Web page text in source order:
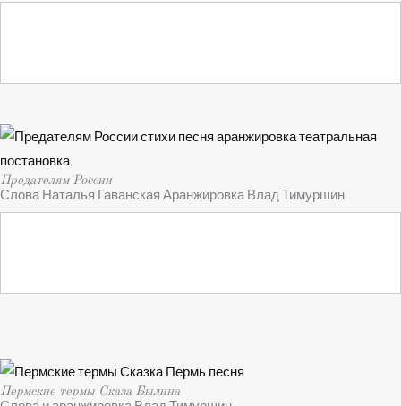
Предателям России
Слова Наталья Гаванская Аранжировка Влад Тимуршин
Пермские термы Сказа Былина